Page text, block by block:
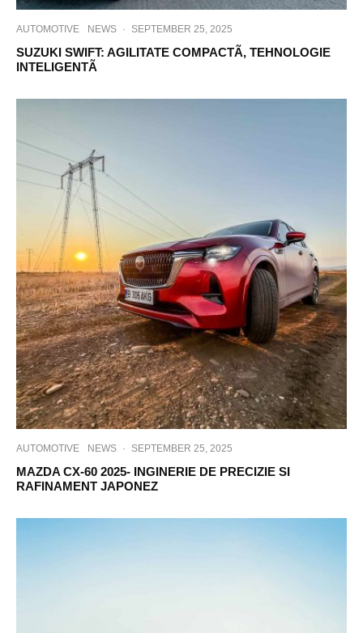
AUTOMOTIVE NEWS · SEPTEMBER 25, 2025
SUZUKI SWIFT: AGILITATE COMPACTÃ, TEHNOLOGIE
INTELIGENTÃ
AUTOMOTIVE NEWS · SEPTEMBER 25, 2025
MAZDA CX-60 2025- INGINERIE DE PRECIZIE SI
RAFINAMENT JAPONEZ